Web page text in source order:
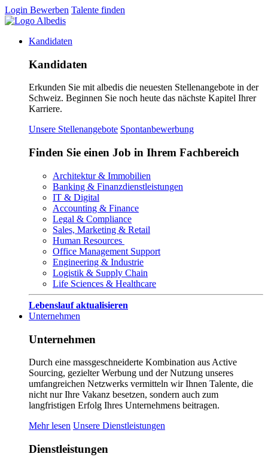
Login Bewerben Talente finden
Kandidaten
Kandidaten
Erkunden Sie mit albedis die neuesten Stellenangebote in der
Schweiz. Beginnen Sie noch heute das nächste Kapitel Ihrer
Karriere.
Unsere Stellenangebote Spontanbewerbung
Finden Sie einen Job in Ihrem Fachbereich
Architektur & Immobilien
Banking & Finanzdienstleistungen
IT & Digital
Accounting & Finance
Legal & Compliance
Sales, Marketing & Retail
Human Resources
Office Management Support
Engineering & Industrie
Logistik & Supply Chain
Life Sciences & Healthcare
Lebenslauf aktualisieren
Unternehmen
Unternehmen
Durch eine massgeschneiderte Kombination aus Active
Sourcing, gezielter Werbung und der Nutzung unseres
umfangreichen Netzwerks vermitteln wir Ihnen Talente, die
nicht nur Ihre Vakanz besetzen, sondern auch zum
langfristigen Erfolg Ihres Unternehmens beitragen.
Mehr lesen Unsere Dienstleistungen
Dienstleistungen